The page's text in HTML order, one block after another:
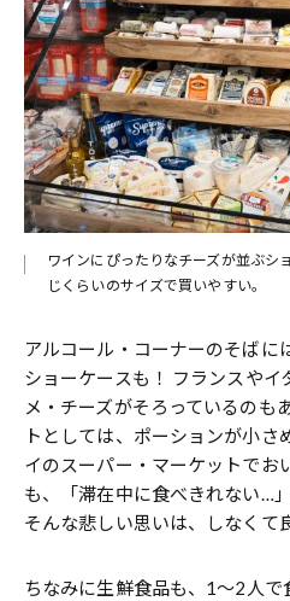
ワインにぴったりなチーズが並ぶシ
じくらいのサイズで買いやすい。
アルコール・コーナーのそばに
ショーケースも！ フランスや
メ・チーズがそろっているのも
トとしては、ポーションが小さ
イのスーパー・マーケットでお
も、「滞在中に食べきれない…
そんな悲しい思いは、しなくて
ちなみに生鮮食品も、1～2人で